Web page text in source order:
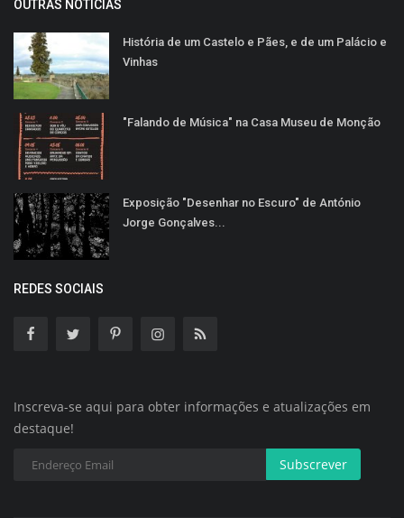
OUTRAS NOTÍCIAS
História de um Castelo e Pães, e de um Palácio e
Vinhas
"Falando de Música" na Casa Museu de Monção
Exposição "Desenhar no Escuro" de António
Jorge Gonçalves...
REDES SOCIAIS
Inscreva-se aqui para obter informações e atualizações em
destaque!
Subscrever